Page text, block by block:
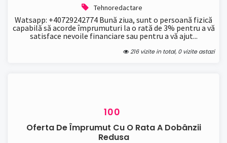
Tehnoredactare
Watsapp: +40729242774 Bună ziua, sunt o persoană fizică
capabilă să acorde împrumuturi la o rată de 3% pentru a vă
satisface nevoile financiare sau pentru a vă ajut...
216 vizite in total, 0 vizite astazi
100
Oferta De Împrumut Cu O Rata A Dobânzii
Redusa